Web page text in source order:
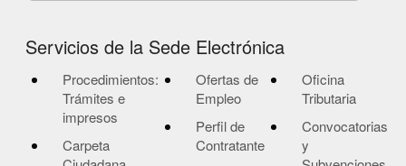
Servicios de la Sede Electrónica
Procedimientos:
Trámites e
impresos
Carpeta
Ofertas de
Empleo
Perfil de
Contratante
Oficina
Tributaria
Convocatorias
y